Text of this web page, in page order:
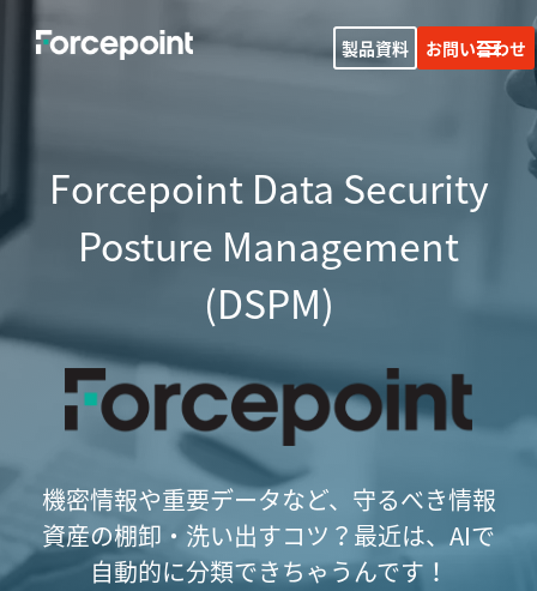
製品資料 お問い合わせ
Forcepoint Data Security
Posture Management
(DSPM)
機密情報や重要データなど、守るべき情報
資産の棚卸・洗い出すコツ？ 最近は、AIで
自動的に分類できちゃうんです！